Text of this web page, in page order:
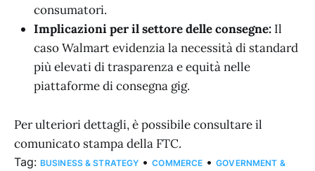
consumatori.
Implicazioni per il settore delle consegne: Il
caso Walmart evidenzia la necessità di standard
più elevati di trasparenza e equità nelle
piattaforme di consegna gig.
Per ulteriori dettagli, è possibile consultare il
comunicato stampa della FTC.
Tag: BUSINESS & STRATEGY • COMMERCE • GOVERNMENT &